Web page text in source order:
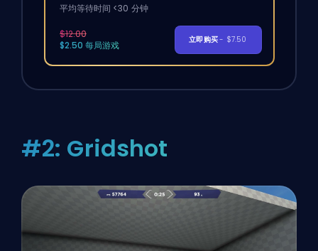
平均等待时间 <30 分钟
$12.00
$2.50 每局游戏
立即购买- $7.50
#2: Gridshot